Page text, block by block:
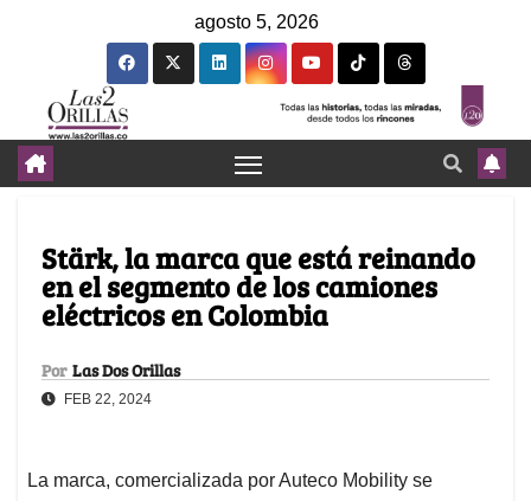
agosto 5, 2026
Stärk, la marca que está reinando
en el segmento de los camiones
eléctricos en Colombia
Por Las Dos Orillas
FEB 22, 2024
La marca, comercializada por Auteco Mobility se